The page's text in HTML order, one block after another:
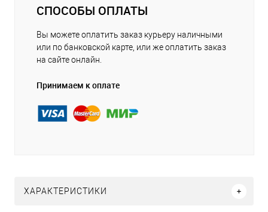
СПОСОБЫ ОПЛАТЫ
Вы можете оплатить заказ курьеру наличными
или по банковской карте, или же оплатить заказ
на сайте онлайн.
Принимаем к оплате
ХАРАКТЕРИСТИКИ